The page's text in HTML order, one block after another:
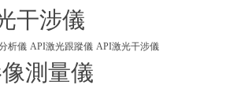
干涉儀
析儀 API激光跟蹤儀 API激光干涉儀
測量儀